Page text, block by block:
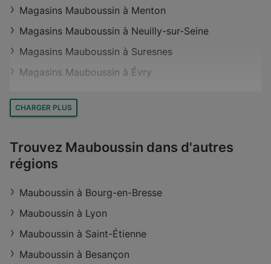
Magasins Mauboussin à Menton
Magasins Mauboussin à Neuilly-sur-Seine
Magasins Mauboussin à Suresnes
Magasins Mauboussin à Évry
Magasins Mauboussin à Besançon
Magasins Mauboussin à Béthune
Magasins Mauboussin à Soissons
Magasins Mauboussin à Angoulême
Magasins Mauboussin à Avignon
Magasins Mauboussin à Aubervilliers
Magasins Mauboussin à Orgeval
CHARGER PLUS
Trouvez Mauboussin dans d'autres
régions
Mauboussin à Bourg-en-Bresse
Mauboussin à Lyon
Mauboussin à Saint-Étienne
Mauboussin à Besançon